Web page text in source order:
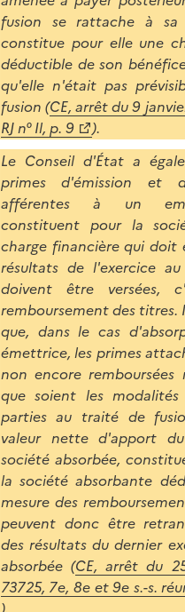
fusion se rattache à
constitue pour elle une
déductible de son
qu'elle n'était pas
fusion (CE, arrêt du 9
RJ n° Il, p. 9
).
Le Conseil d'État a
primes d'émission et
afférentes à un
constituent pour la
charge financière qui doit
résultats de l'exercice
doivent être versées,
remboursement des titres.
que, dans le cas
émettrice, les primes
non encore remboursées
que soient les
parties au traité de
valeur nette d'apport
société absorbée,
la société absorbante
mesure des
peuvent donc être
des résultats du dernier
absorbée (CE, arrêt du
73725, 7e, 8e et 9e s.-s.